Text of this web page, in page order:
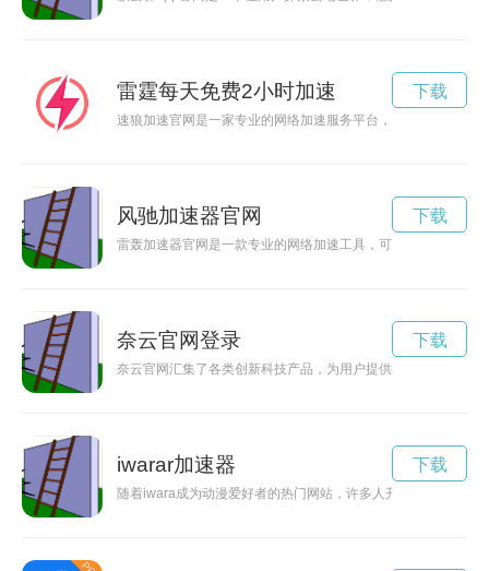
雷霆每天免费2小时加速
速狼加速官网是一家专业的网络加速服务平台，旨在帮助用户
下载
风驰加速器官网
雷轰加速器官网是一款专业的网络加速工具，可以帮助用户快
下载
奈云官网登录
奈云官网汇集了各类创新科技产品，为用户提供最新、最全的
下载
iwarar加速器
随着iwara成为动漫爱好者的热门网站，许多人开始寻找站加速
下载